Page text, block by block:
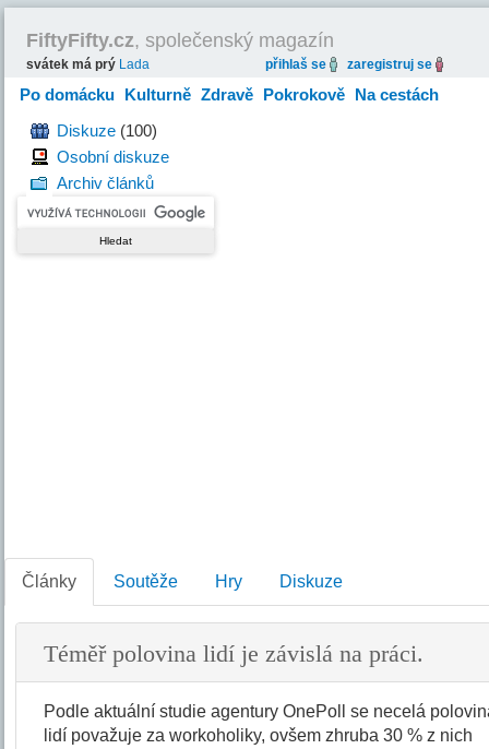
FiftyFifty.cz, společenský magazín
svátek má prý Lada přihlaš se zaregistruj se
Po domácku Kulturně Zdravě Pokrokově Na cestách
HravěDiskuze (100)
Osobní diskuze
Archiv článků
Články Soutěže Hry Diskuze
Téměř polovina lidí je závislá na práci.
Podle aktuální studie agentury OnePoll se necelá
lidí považuje za workoholiky, ovšem zhruba 30 % z nich